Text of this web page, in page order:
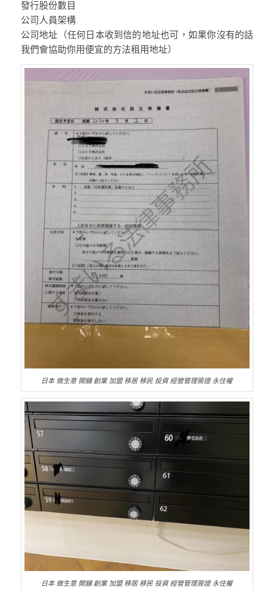
發行股份數目
公司人員架構
公司地址（任何日本收到信的地址也可，如果你沒有的話
我們會協助你用便宜的方法租用地址）
日本 做生意 開舖 創業 加盟 移居 移民 投資 經營管理簽證 永住權
日本 做生意 開舖 創業 加盟 移居 移民 投資 經營管理簽證 永住權